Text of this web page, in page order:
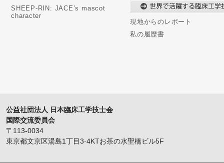
SHEEP-RIN: JACE’s mascot
character
現地からのレポート
私の履歴書
公益社団法人 日本臨床工学技士会
国際交流委員会
〒113-0034
東京都文京区湯島1丁目3-4KTお茶の水聖橋ビル5F